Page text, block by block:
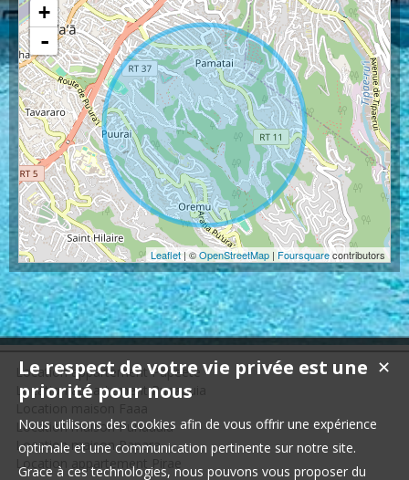
+
-
Leaflet| ©OpenStreetMap | Foursquarecontributors
Location appartement Papeete
Location appartement Punaauia
Location maison Faaa
Location maison Punaauia
Location maison Papara
Location appartement Pirae
✕
Le respect de votre vie privée est une
priorité pour nous
Nous utilisons des cookies afin de vous offrir une expérience
optimale et une communication pertinente sur notre site.
Grace à ces technologies, nous pouvons vous proposer du